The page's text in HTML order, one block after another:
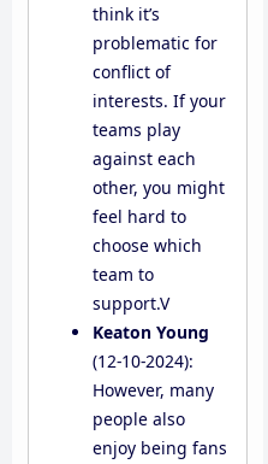
think it’s
problematic for
conflict of
interests. If your
teams play
against each
other, you might
feel hard to
choose which
team to
support.V
Keaton Young
(12-10-2024):
However, many
people also
enjoy being fans